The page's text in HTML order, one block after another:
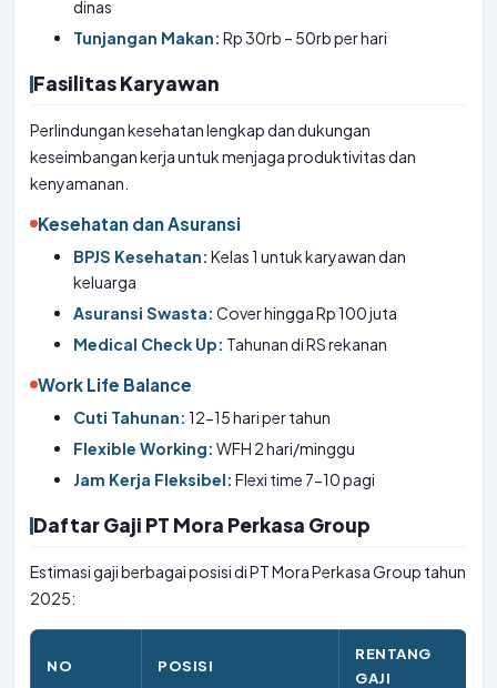
dinas
Tunjangan Makan: Rp 30rb – 50rb per hari
Fasilitas Karyawan
Perlindungan kesehatan lengkap dan dukungan
keseimbangan kerja untuk menjaga produktivitas dan
kenyamanan.
Kesehatan dan Asuransi
BPJS Kesehatan: Kelas 1 untuk karyawan dan
keluarga
Asuransi Swasta: Cover hingga Rp 100 juta
Medical Check Up: Tahunan di RS rekanan
Work Life Balance
Cuti Tahunan: 12-15 hari per tahun
Flexible Working: WFH 2 hari/minggu
Jam Kerja Fleksibel: Flexi time 7-10 pagi
Daftar Gaji PT Mora Perkasa Group
Estimasi gaji berbagai posisi di PT Mora Perkasa Group tahun
2025:
NO POSISI
RENTANG
GAJI